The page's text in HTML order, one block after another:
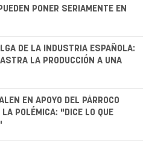
PONER SERIAMENTE EN
DE LA INDUSTRIA ESPAÑOLA:
LA PRODUCCIÓN A UNA
EN APOYO DEL PÁRROCO
POLÉMICA: "DICE LO QUE